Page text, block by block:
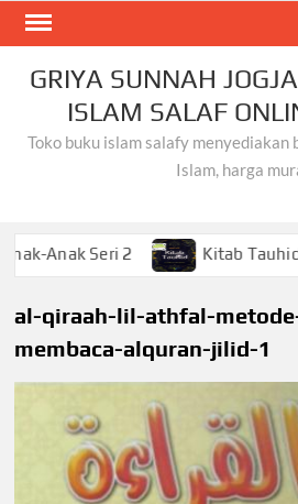
Skip
contentGRIYA SUNNAH
ISLAM SALAF
Toko buku islam salafy menyediakan
Islam, harga
Seri 2 Kitab Tauhid
al-qiraah-lil-athfal-
membaca-alquran-jilid-1